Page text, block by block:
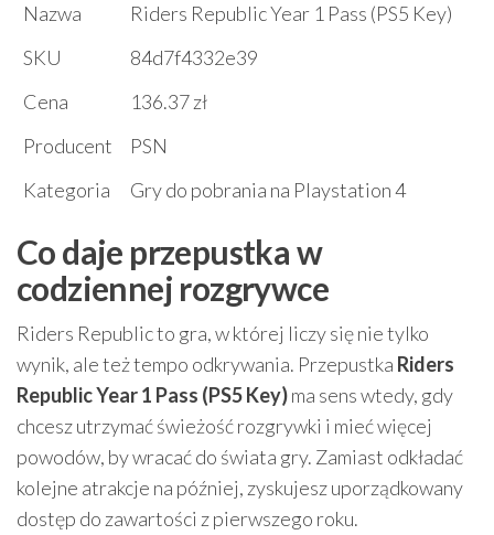
Nazwa
Riders Republic Year 1 Pass (PS5 Key)
SKU
84d7f4332e39
Cena
136.37 zł
Producent
PSN
Kategoria
Gry do pobrania na Playstation 4
Co daje przepustka w
codziennej rozgrywce
Riders Republic to gra, w której liczy się nie tylko
wynik, ale też tempo odkrywania. Przepustka Riders
Republic Year 1 Pass (PS5 Key)ma sens wtedy, gdy
chcesz utrzymać świeżość rozgrywki i mieć więcej
powodów, by wracać do świata gry. Zamiast odkładać
kolejne atrakcje na później, zyskujesz uporządkowany
dostęp do zawartości z pierwszego roku.